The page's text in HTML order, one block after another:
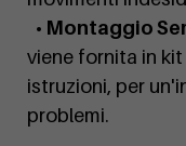
• Montaggio
viene fornita in
istruzioni, per
problemi.